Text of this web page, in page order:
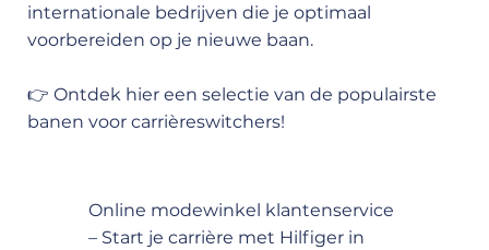
internationale bedrijven die je optimaal
voorbereiden op je nieuwe baan.
👉 Ontdek hier een selectie van de populairste
banen voor carrièreswitchers!
Online modewinkel klantenservice
– Start je carrière met Hilfiger in